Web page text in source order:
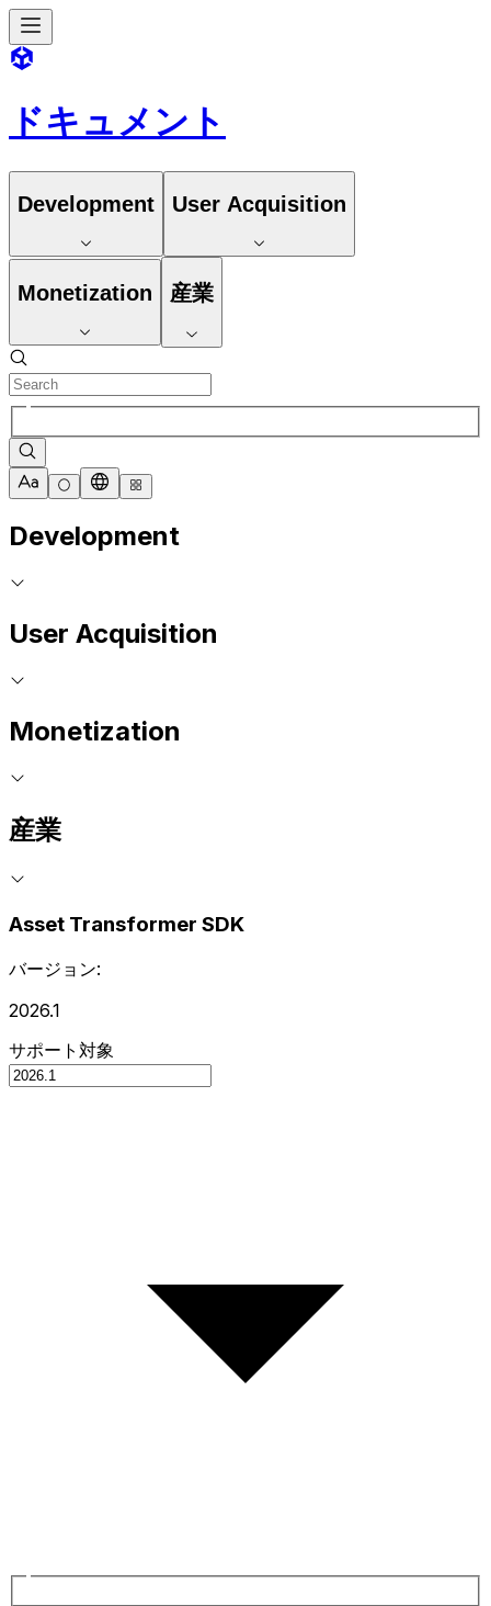
ドキュメント
Development User Acquisition
Monetization 産業
Development
User Acquisition
Monetization
産業
Asset Transformer SDK
バージョン:
2026.1
サポート対象